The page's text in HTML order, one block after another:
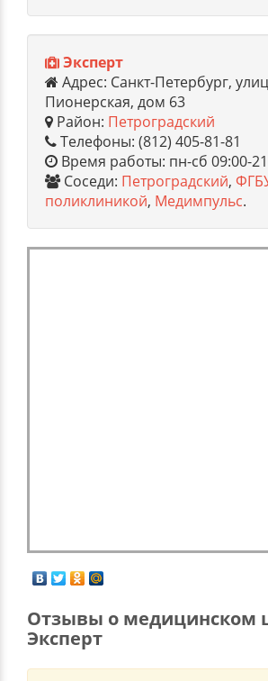
Эксперт
Адрес: Санкт-Петербург,
Пионерская, дом 63
Район: Петроградский
Телефоны: (812) 405-81-81
Время работы: пн-сб 09:00-
Соседи: Петроградский,
поликлиникой, Медимпульс.
Отзывы о медицинском
Эксперт